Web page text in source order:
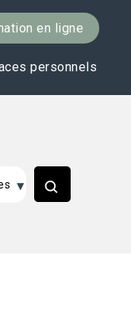
en ligne
personnels